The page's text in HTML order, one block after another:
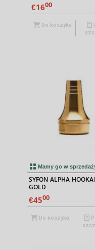
€1600
Do koszyka
Mamy go w
SYFON ALPHA
GOLD
€4500
Do koszyka